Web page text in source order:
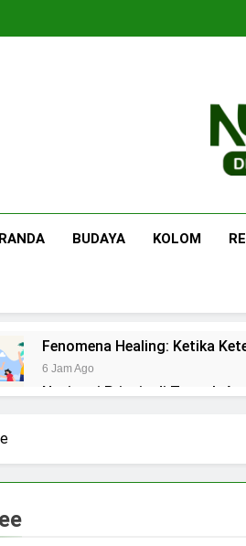
BUDAYA KOLOM
Fenomena Healing: Ketika
6 Jam Ago
Navigasi Prinsip di Tengah
Stigma Skincare Laki-laki